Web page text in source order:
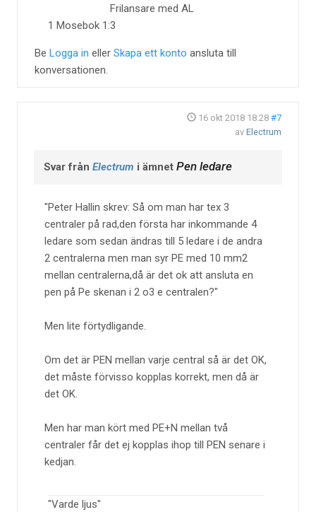
Frilansare med AL
1 Mosebok 1:3
Be Logga in eller Skapa ett konto ansluta till
konversationen.
16 okt 2018 18:28 #7
av Electrum
Svar från Electrum i ämnet Pen ledare
Peter Hallin skrev: Så om man har tex 3
centraler på rad,den första har inkommande 4
ledare som sedan ändras till 5 ledare i de andra
2 centralerna men man syr PE med 10 mm2
mellan centralerna,då är det ok att ansluta en
pen på Pe skenan i 2 o3 e centralen?
Men lite förtydligande.
Om det är PEN mellan varje central så är det OK,
det måste förvisso kopplas korrekt, men då är
det OK.
Men har man kört med PE+N mellan två
centraler får det ej kopplas ihop till PEN senare i
kedjan.
"Varde ljus"